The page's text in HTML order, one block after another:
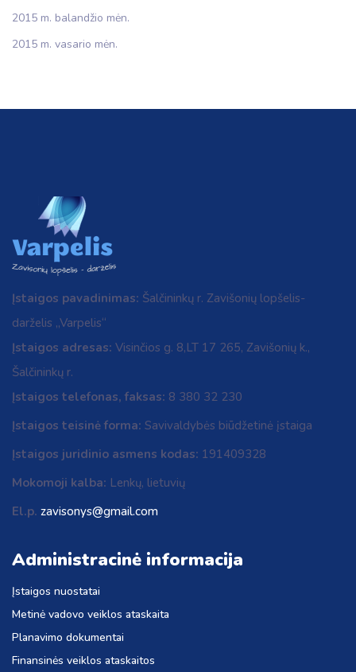
2015 m. balandžio mėn.
2015 m. vasario mėn.
Įstaigos pavadinimas: Šalčininkų r. Zavišonių lopšelis-
darželis „Varpelis“
Įstaigos adresas: Visinčios g. 8,LT 17 265, Zavišonių k.,
Šalčininkų r.
Įstaigos telefonas, faksas: 8 380 32 230
Įstaigos teisinė forma: Savivaldybės biūdžetinė įstaiga
Įstaigos juridinio asmens kodas: 191409328
Mokomoji kalba: Lenkų, lietuvių
El.p. zavisonys@gmail.com
Administracinė informacija
Įstaigos nuostatai
Metinė vadovo veiklos ataskaita
Planavimo dokumentai
Finansinės veiklos ataskaitos